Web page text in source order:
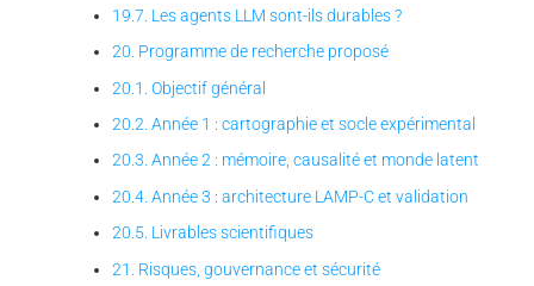
19.7. Les agents LLM sont-ils durables ?
20. Programme de recherche proposé
20.1. Objectif général
20.2. Année 1 : cartographie et socle expérimental
20.3. Année 2 : mémoire, causalité et monde latent
20.4. Année 3 : architecture LAMP-C et validation
20.5. Livrables scientifiques
21. Risques, gouvernance et sécurité